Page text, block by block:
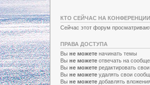
КТО СЕЙЧАС НА КОНФЕРЕНЦИИ
Сейчас этот форум
ПРАВА ДОСТУПА
Вы не можете начинать темы
Вы не можете отвечать на
Вы не можете редактировать
Вы не можете удалять свои
Вы не можете добавлять